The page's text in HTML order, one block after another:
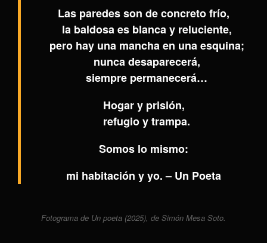
Las paredes son de concreto frío,
la baldosa es blanca y reluciente,
pero hay una mancha en una esquina;
nunca desaparecerá,
siempre permanecerá…
Hogar y prisión,
refugio y trampa.
Somos lo mismo:
mi habitación y yo. – Un Poeta
Fotograma de Un poeta (2025), de Simón Mesa Soto.